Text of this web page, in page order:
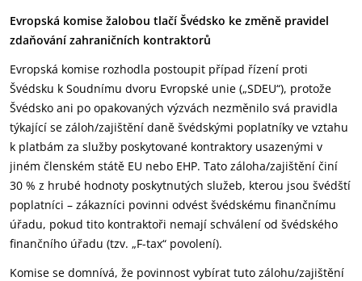
Evropská komise žalobou tlačí Švédsko ke změně pravidel
zdaňování zahraničních kontraktorů
Evropská komise rozhodla postoupit případ řízení proti
Švédsku k Soudnímu dvoru Evropské unie („SDEU“), protože
Švédsko ani po opakovaných výzvách nezměnilo svá pravidla
týkající se záloh/zajištění daně švédskými poplatníky ve vztahu
k platbám za služby poskytované kontraktory usazenými v
jiném členském státě EU nebo EHP. Tato záloha/zajištění činí
30 % z hrubé hodnoty poskytnutých služeb, kterou jsou švédští
poplatníci – zákazníci povinni odvést švédskému finančnímu
úřadu, pokud tito kontraktoři nemají schválení od švédského
finančního úřadu (tzv. „F-tax“ povolení).
Komise se domnívá, že povinnost vybírat tuto zálohu/zajištění